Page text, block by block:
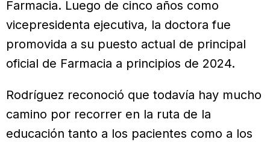
Farmacia. Luego de cinco años como
vicepresidenta ejecutiva, la doctora fue
promovida a su puesto actual de principal
oficial de Farmacia a principios de 2024.
Rodríguez reconoció que todavía hay mucho
camino por recorrer en la ruta de la
educación tanto a los pacientes como a los